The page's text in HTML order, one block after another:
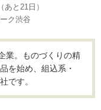
あと21日）
ク渋谷
業。ものづくりの精
を始め、組込系・
です。